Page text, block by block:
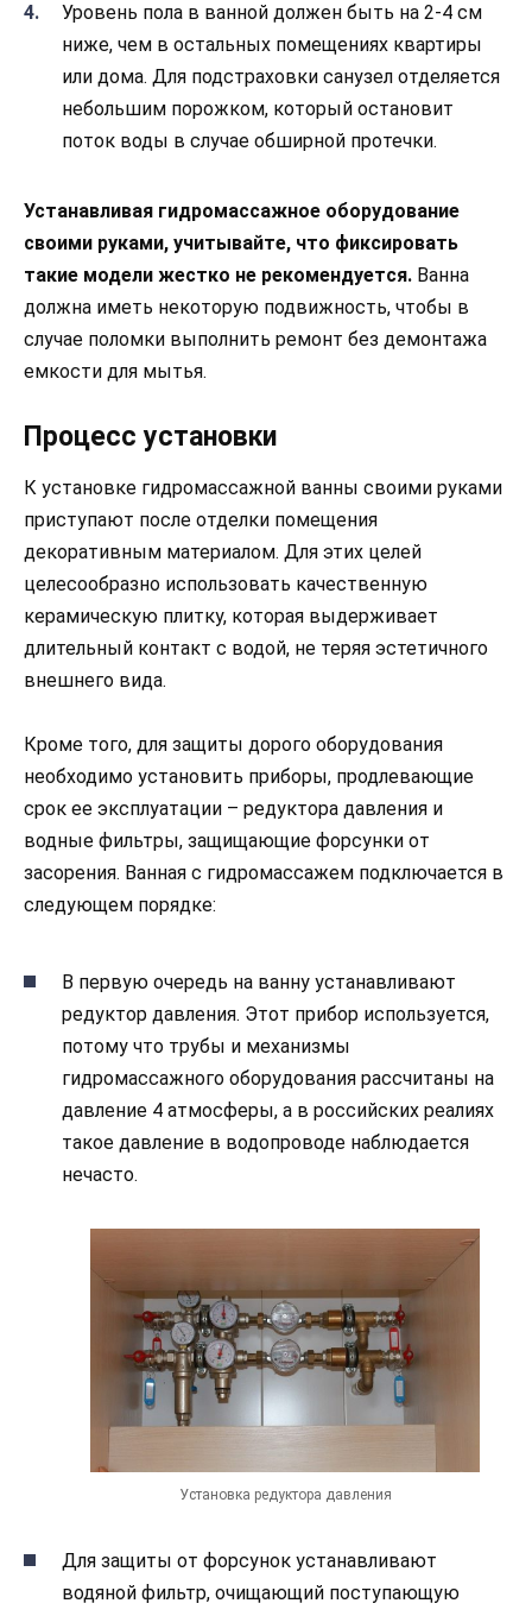
Уровень пола в ванной должен быть на 2-4 см
ниже, чем в остальных помещениях квартиры
или дома. Для подстраховки санузел отделяется
небольшим порожком, который остановит
поток воды в случае обширной протечки.
Устанавливая гидромассажное оборудование
своими руками, учитывайте, что фиксировать
такие модели жестко не рекомендуется. Ванна
должна иметь некоторую подвижность, чтобы в
случае поломки выполнить ремонт без демонтажа
емкости для мытья.
Процесс установки
К установке гидромассажной ванны своими руками
приступают после отделки помещения
декоративным материалом. Для этих целей
целесообразно использовать качественную
керамическую плитку, которая выдерживает
длительный контакт с водой, не теряя эстетичного
внешнего вида.
Кроме того, для защиты дорого оборудования
необходимо установить приборы, продлевающие
срок ее эксплуатации – редуктора давления и
водные фильтры, защищающие форсунки от
засорения. Ванная с гидромассажем подключается в
следующем порядке:
В первую очередь на ванну устанавливают
редуктор давления. Этот прибор используется,
потому что трубы и механизмы
гидромассажного оборудования рассчитаны на
давление 4 атмосферы, а в российских реалиях
такое давление в водопроводе наблюдается
нечасто.
Установка редуктора давления
Для защиты от форсунок устанавливают
водяной фильтр, очищающий поступающую